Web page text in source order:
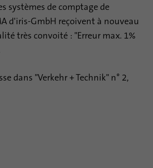
systèmes de comptage de
d'iris-GmbH reçoivent à nouveau
très convoité : "Erreur max. 1%
dans "Verkehr + Technik" n° 2,